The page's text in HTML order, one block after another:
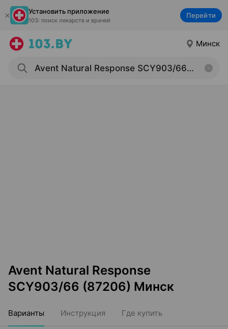
Установить приложение
103: поиск лекарств и врачей
Перейти
Минск
Avent Natural Response
SCY903/66 (87206) Минск
Варианты Инструкция Где купить